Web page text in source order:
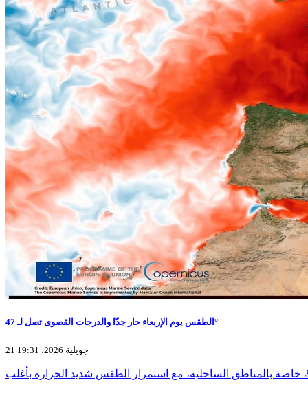
الطقس يوم الإربعاء حار جدّا والدرجات القصوى تصل لـ 47°
21 جويلية 2026، 19:31